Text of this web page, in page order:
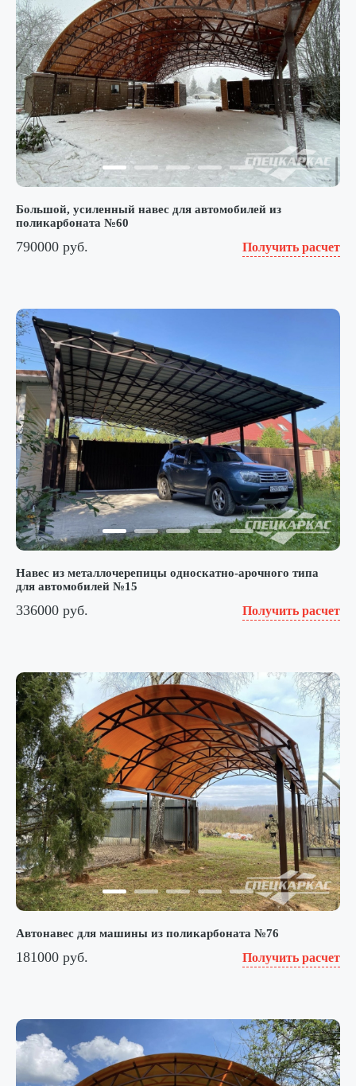
Большой, усиленный навес для автомобилей из
поликарбоната №60
790000 руб. Получить расчет
Навес из металлочерепицы односкатно-арочного типа
для автомобилей №15
336000 руб. Получить расчет
Автонавес для машины из поликарбоната №76
181000 руб. Получить расчет